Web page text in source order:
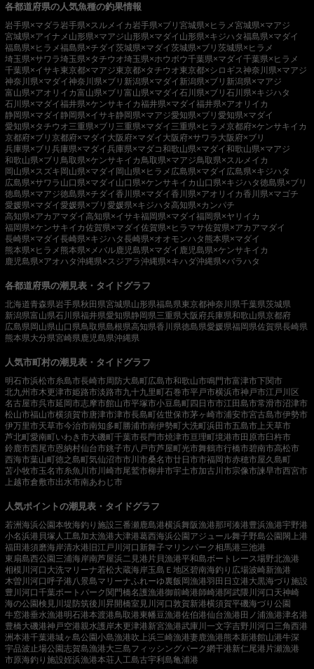
各都道府県の人気魚種の釣果情報
岩手県×マダラ 岩手県×スルメイカ 岩手県×ブリ 宮城県×ヒラメ宮城県×マアジ
宮城県×アイナメ 山形県×マアジ山形県×マダイ 山形県×キジハタ福島県×マダイ
福島県×ヒラメ福島県×チダイ茨城県×マダイ茨城県×ブリ 茨城県×ヒラメ
埼玉県×サワラ埼玉県×タチウオ埼玉県×ホウボウ千葉県×マダイ千葉県×ヒラメ
千葉県×イサキ東京都×マアジ東京都×タチウオ東京都×シロギス神奈川県×マアジ
神奈川県×マダイ神奈川県×ブリ 新潟県×マダイ 新潟県×ブリ 新潟県×マアジ
富山県×アオリイカ富山県×ブリ 富山県×マダイ石川県×ブリ 石川県×キジハタ
石川県×マダイ福井県×ケンサキイカ福井県×マダイ福井県×アオリイカ
静岡県×マダイ静岡県×イサキ静岡県×マアジ愛知県×ブリ 愛知県×マダイ
愛知県×タチウオ三重県×ブリ 三重県×マダイ 三重県×ヒラメ京都府×ケンサキイカ
京都府×ブリ 京都府×マダイ 大阪府×マダイ 大阪府×サワラ 大阪府×ブリ
兵庫県×ブリ 兵庫県×マダイ兵庫県×マダコ和歌山県×マダイ和歌山県×マアジ
和歌山県×ブリ 鳥取県×ケンサキイカ 鳥取県×マアジ鳥取県×スルメイカ
岡山県×スズキ岡山県×マダイ 岡山県×ヒラメ 広島県×マダイ 広島県×キジハタ
広島県×サワラ 山口県×マダイ 山口県×ケンサキイカ 山口県×キジハタ徳島県×ブリ
徳島県×マアジ徳島県×チダイ香川県×マダイ香川県×アオリイカ香川県×マゴチ
愛媛県×マダイ愛媛県×ブリ 愛媛県×キジハタ高知県×カンパチ
高知県×アカアマダイ高知県×イサキ福岡県×マダイ福岡県×ヤリイカ
福岡県×ケンサキイカ佐賀県×マダイ佐賀県×ヒラマサ佐賀県×アカアマダイ
長崎県×マダイ長崎県×キジハタ長崎県×オオモンハタ 熊本県×マダイ
熊本県×ヒラメ 熊本県×メバル鹿児島県×マダイ 鹿児島県×ケンサキイカ
鹿児島県×アオハタ沖縄県×スジアラ沖縄県×キハダ沖縄県×バラハタ
各都道府県の潮見表・タイドグラフ
北海道青森県岩手県秋田県宮城県山形県福島県東京都神奈川県千葉県茨城県
新潟県富山県石川県福井県愛知県静岡県三重県大阪府兵庫県和歌山県京都府
広島県岡山県山口県鳥取県島根県高知県香川県徳島県愛媛県福岡県佐賀県長崎県
熊本県大分県宮崎県 鹿児島県沖縄県
人気市町村の潮見表・タイドグラフ
明石市浜松市糸島市長崎市周防大島町広島市和歌山市鳴門市富津市下関市
北九州市木更津市姫路市淡路市九十九里町石巻市平戸市横浜市神戸市江戸川区
名古屋市呉市延岡市志摩市館山市平塚市小豆島町四日市市江田島市常滑市沼津市
松山市福山市横須賀市唐津市津市長島町佐世保市茅ヶ崎市浦安市宮古島市伊勢市
伊万里市天草市今治市南知多町勝浦市南伊勢町大洗町浜田市五島市 上天草市
芦北町愛南町いわき市大磯町千葉市長門市焼津市亘理町境港市田原市臼杵市
鈴鹿市西尾市恩納村仙台市銚子市八戸市芦屋町光市舞鶴市行橋市碧南市高松市
西海市葉山町徳之島町気仙沼市市川市桑名市廿日市市福岡市赤穂市屋久島町
苫小牧市玉名市糸魚川市 川崎市尾鷲市柳井市宇土市加古川市宗像市諫早市西宮市
上越市倉敷市出水市南あわじ市
人気ポイントの潮見表・タイドグラフ
若洲海浜公園本牧海釣り施設三番瀬 鹿島港横浜舞阪漁港那珂湊港豊浜漁港宇野港
小名浜港 貝塚人工島加太漁港大津港葛西海浜公園アジュール舞子野島公園閖上港
福田港須磨海岸清水港 旧江戸川河口 新舞子マリンパーク相馬港三池港
東扇島西公園三浦海岸南芦屋浜二見港 片貝漁港平和島ボートレース場野北漁港
相模川河口 大洗マリーナ若松大蔵海岸玉島Ｅ地区碧南海釣り広場波崎新漁港
木曽川河口呼子港 八景島マリーナふれーゆ裏飯岡漁港羽田 日立港大黒海づり施設
豊川河口千葉ポートパーク関門橋名護漁港御前崎港師崎港阿武隈川河口 天神崎
海の公園検見川堤防筑後川昇開橋室見川河口敦賀新港横須賀平磯海づり公園
牛窓港垂水漁港明石港本渡港鳥取港東幡豆漁港佐伯港仙台漁港田ノ浦漁港津名港
豊橋大磯港神戸空港親水護岸木更津港新宮漁港武庫川一文字吉野川河口 三角西港
洲本港千葉港城ヶ島公園小島漁港吹上浜三崎漁港妻鹿漁港熊本新港館山港牛深
宇品波止場公園志賀島漁港大三島フィッシングパーク網干港新仁尾港 片瀬漁港
市原海釣り施設姪浜漁港本荘人工島古宇利島亀浦港